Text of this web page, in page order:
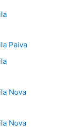
Paiva
Nova
Nova